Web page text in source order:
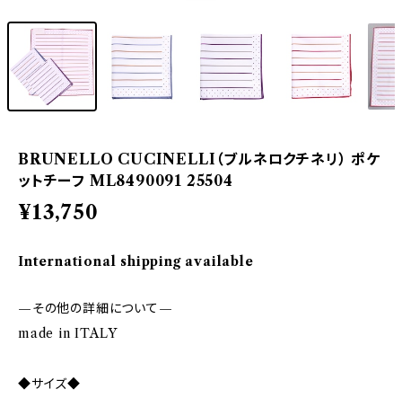
BRUNELLO CUCINELLI（ブルネロクチネリ） ポケ
ットチーフ ML8490091 25504
¥13,750
International shipping available
—その他の詳細について—
made in ITALY
◆サイズ◆